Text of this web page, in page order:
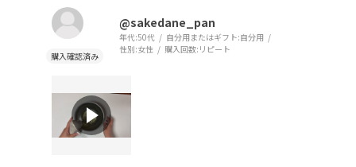
私がこれでホイップクリームを作る時は細い方で縦長のポ
ット、大きめのコップ状、
のモノに生クリームを入れ泡立てます。（これがコツで
す）
実際にお使いになったらびっくりするでしょう。
そして二度と、ごく一般的な二つの回転体のものには戻れ
なくなるでしょう。
@sakedane_pan
年代:50代 自分用またはギフト:自分用
性別:女性 購入回数: リピート